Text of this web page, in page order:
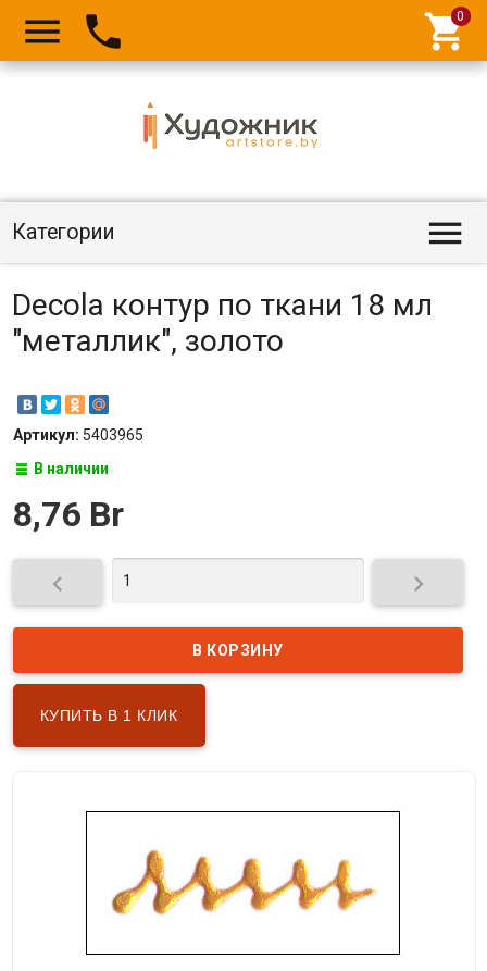
  
Категории 
Decola контур по ткани 18 мл
"металлик", золото
Артикул: 5403965
В наличии
8,76 Br
 
КУПИТЬ В 1 КЛИК